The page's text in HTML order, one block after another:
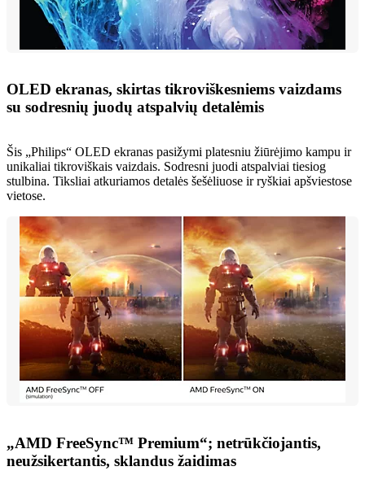
OLED ekranas, skirtas tikroviškesniems vaizdams
su sodresnių juodų atspalvių detalėmis
Šis „Philips“ OLED ekranas pasižymi platesniu žiūrėjimo kampu ir
unikaliai tikroviškais vaizdais. Sodresni juodi atspalviai tiesiog
stulbina. Tiksliai atkuriamos detalės šešėliuose ir ryškiai apšviestose
vietose.
„AMD FreeSync™ Premium“; netrūkčiojantis,
neužsikertantis, sklandus žaidimas